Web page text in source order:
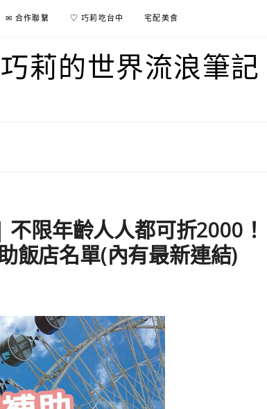
✉ 合作聯繫 ♡ 巧莉吃台中 宅配美食
巧莉的世界流浪筆記
限年齡人人都可折2000！
飯店名單(內有最新連結)